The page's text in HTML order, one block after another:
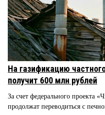
На газификацию
получит 600 млн рублей
За счет федерального проекта
продолжат переводиться с